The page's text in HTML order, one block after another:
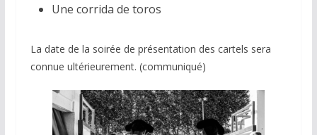
Une corrida de toros
La date de la soirée de présentation des cartels sera
connue ultérieurement. (communiqué)